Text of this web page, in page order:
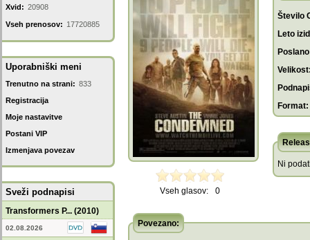
Xvid: 20908
Vseh prenosov: 17720885
Uporabniški meni
Trenutno na strani: 833
Registracija
Moje nastavitve
Postani VIP
Izmenjava povezav
Sveži podnapisi
Transformers P... (2010)
02.08.2026
Vseh glasov: 0
Število
Leto
Format:
Ni
Povezano: